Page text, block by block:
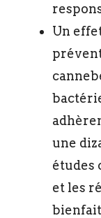
Un
une
études
et les